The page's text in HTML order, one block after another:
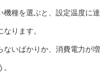
機種を選ぶと、設定温度に達
ります。
ないばかりか、消費電力が増